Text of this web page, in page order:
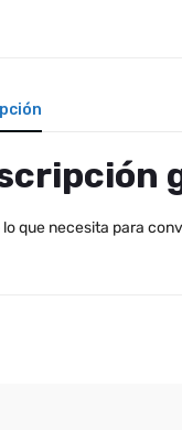
lo que necesita para